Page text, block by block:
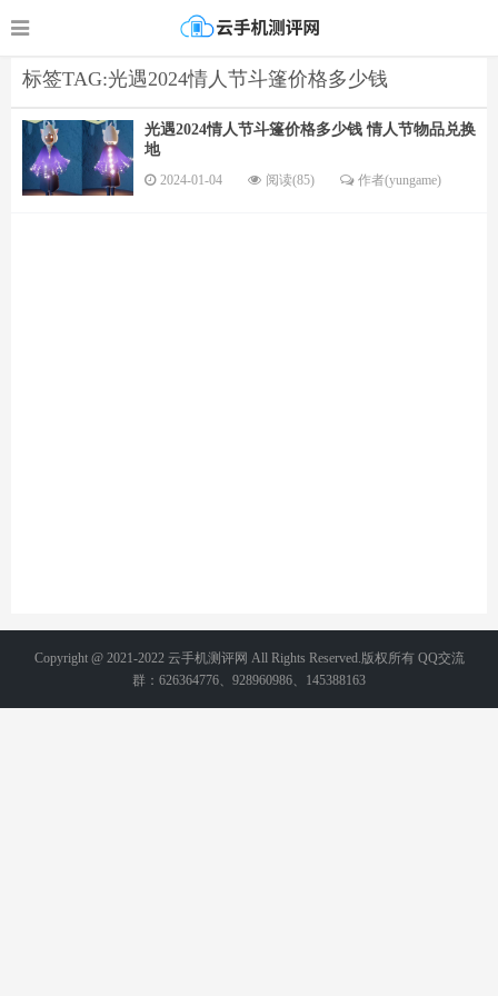
标签TAG:光遇2024情人节斗篷价格多少钱
光遇2024情人节斗篷价格多少钱 情人节物品兑换
地
2024-01-04 阅读(85) 作者(yungame)
Copyright @ 2021-2022 云手机测评网 All Rights Reserved.版权所有 QQ交流
群：626364776、928960986、145388163